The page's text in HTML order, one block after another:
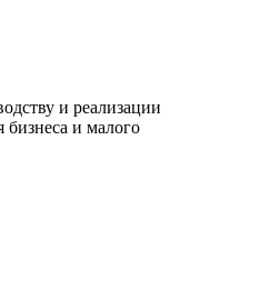
и реализации
бизнеса и малого